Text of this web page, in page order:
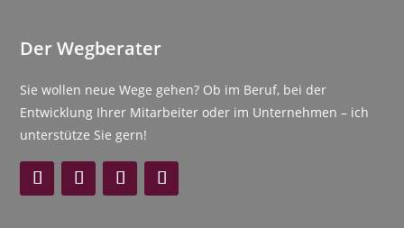
Der Wegberater
Sie wollen neue Wege gehen? Ob im Beruf, bei der
Entwicklung Ihrer Mitarbeiter oder im Unternehmen – ich
unterstütze Sie gern!